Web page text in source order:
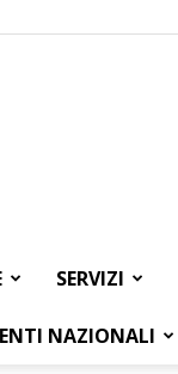
SERVIZI
NAZIONALI